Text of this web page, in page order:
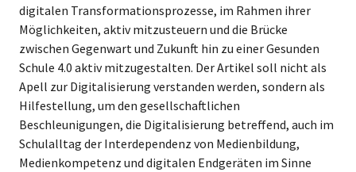
digitalen Transformationsprozesse, im Rahmen ihrer
Möglichkeiten, aktiv mitzusteuern und die Brücke
zwischen Gegenwart und Zukunft hin zu einer Gesunden
Schule 4.0 aktiv mitzugestalten. Der Artikel soll nicht als
Apell zur Digitalisierung verstanden werden, sondern als
Hilfestellung, um den gesellschaftlichen
Beschleunigungen, die Digitalisierung betreffend, auch im
Schulalltag der Interdependenz von Medienbildung,
Medienkompetenz und digitalen Endgeräten im Sinne